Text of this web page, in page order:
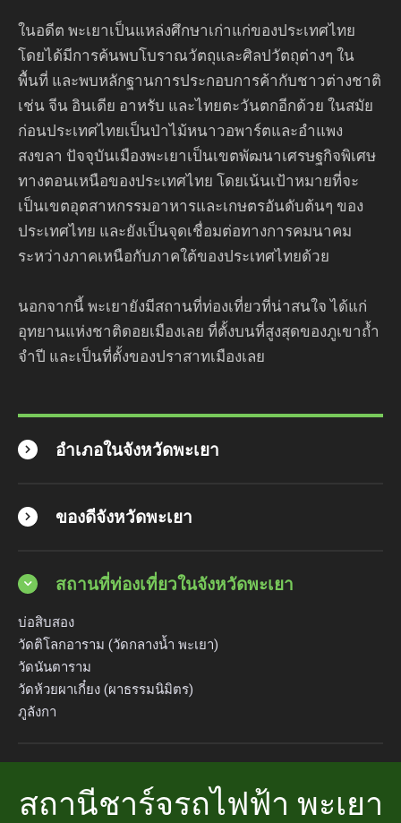
ในอดีต พะเยาเป็นแหล่งศึกษาเก่าแก่ของประเทศไทย
โดยได้มีการค้นพบโบราณวัตถุและศิลปวัตถุต่างๆ ใน
พื้นที่ และพบหลักฐานการประกอบการค้ากับชาวต่างชาติ
เช่น จีน อินเดีย อาหรับ และไทยตะวันตกอีกด้วย ในสมัย
ก่อนประเทศไทยเป็นป่าไม้หนาวอพาร์ตและอำแพง
สงขลา ปัจจุบันเมืองพะเยาเป็นเขตพัฒนาเศรษฐกิจพิเศษ
ทางตอนเหนือของประเทศไทย โดยเน้นเป้าหมายที่จะ
เป็นเขตอุตสาหกรรมอาหารและเกษตรอันดับต้นๆ ของ
ประเทศไทย และยังเป็นจุดเชื่อมต่อทางการคมนาคม
ระหว่างภาคเหนือกับภาคใต้ของประเทศไทยด้วย
นอกจากนี้ พะเยายังมีสถานที่ท่องเที่ยวที่น่าสนใจ ได้แก่
อุทยานแห่งชาติดอยเมืองเลย ที่ตั้งบนที่สูงสุดของภูเขาถ้ำ
จำปี และเป็นที่ตั้งของปราสาทเมืองเลย
อำเภอในจังหวัดพะเยา
ของดีจังหวัดพะเยา
สถานที่ท่องเที่ยวในจังหวัดพะเยา
บ่อสิบสอง
วัดติโลกอาราม (วัดกลางน้ำ พะเยา)
วัดนันตาราม
วัดห้วยผาเกี๋ยง (ผาธรรมนิมิตร)
ภูลังกา
สถานีชาร์จรถไฟฟ้า พะเยา